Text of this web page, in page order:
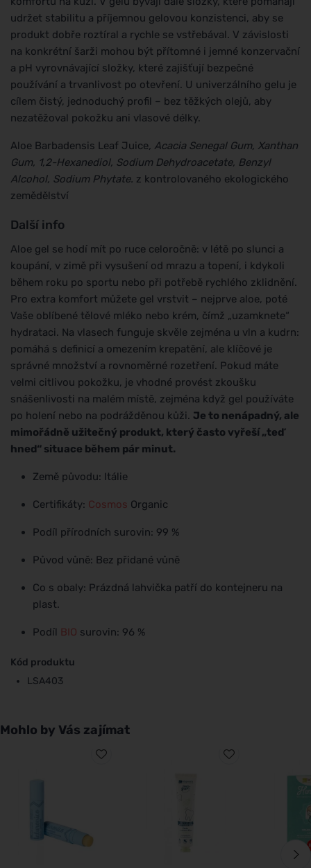
udržet stabilitu a příjemnou gelovou konzistenci, aby se
produkt dobře roztíral a rychle se vstřebával. V závislosti
na konkrétní šarži mohou být přítomné i jemné konzervační
a pH vyrovnávající složky, které zajišťují bezpečné
používání a trvanlivost po otevření. U univerzálního gelu je
cílem čistý, jednoduchý profil – bez těžkých olejů, aby
nezatěžoval pokožku ani vlasové délky.
Aloe Barbadensis Leaf Juice, Acacia Senegal Gum, Xanthan
Gum, 1,2-Hexanediol, Sodium Dehydroacetate, Benzyl
Alcohol, Sodium Phytate. z kontrolovaného ekologického
zemědělství
Další info
Aloe gel se hodí mít po ruce celoročně: v létě po slunci a
koupání, v zimě při vysušení od mrazu a topení, i kdykoli
během roku po sportu nebo při potřebě rychlého zklidnění.
Pro extra komfort můžete gel vrstvit – nejprve aloe, poté
Vaše oblíbené tělové mléko nebo krém, čímž „uzamknete“
hydrataci. Na vlasech funguje skvěle zejména u vln a kudrn:
pomáhá s definicí a omezením krepatění, ale klíčové je
správné množství a rovnoměrné rozetření. Pokud máte
velmi citlivou pokožku, je vhodné provést zkoušku
snášenlivosti na malém místě, zejména když gel používáte
po holení nebo na podrážděnou kůži. Je to nenápadný, ale
mimořádně užitečný produkt, který často vyřeší „teď
hned“ situace během pár minut.
Země původu: Itálie
Certifikáty: Cosmos Organic
Podíl přírodních surovin: 99 %
Původ vůně: Bez přidané vůně
Co s obaly: Prázdná lahvička patří do kontejneru na
plast.
Podíl BIO surovin: 96 %
Kód produktu
LSA403
Mohlo by Vás zajímat